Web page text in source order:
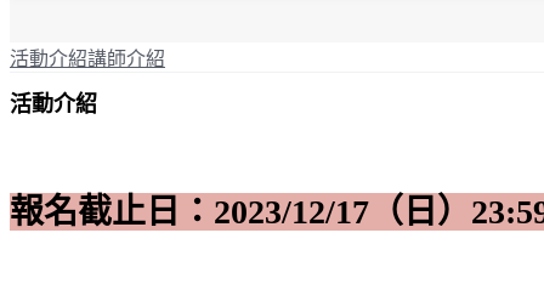
活動介紹講師介紹
活動介紹
報名截止日：2023/12/17（日）